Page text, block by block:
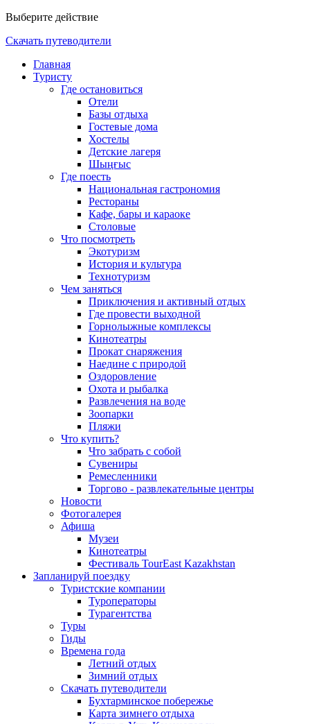
Выберите действие
Скачать путеводители
Главная
Туристу
Где остановиться
Отели
Базы отдыха
Гостевые дома
Хостелы
Детские лагеря
Шыңғыс
Где поесть
Национальная гастрономия
Рестораны
Кафе, бары и караоке
Столовые
Что посмотреть
Экотуризм
История и культура
Технотуризм
Чем заняться
Приключения и активный отдых
Где провести выходной
Горнолыжные комплексы
Кинотеатры
Прокат снаряжения
Наедине с природой
Оздоровление
Охота и рыбалка
Развлечения на воде
Зоопарки
Пляжи
Что купить?
Что забрать с собой
Сувениры
Ремесленники
Торгово - развлекательные центры
Новости
Фотогалерея
Афиша
Музеи
Кинотеатры
Фестиваль TourEast Kazakhstan
Запланируй поездку
Туристские компании
Туроператоры
Турагентства
Туры
Гиды
Времена года
Летний отдых
Зимний отдых
Скачать путеводители
Бухтарминское побережье
Карта зимнего отдыха